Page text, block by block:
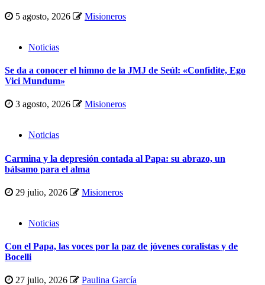
5 agosto, 2026 Misioneros
Noticias
Se da a conocer el himno de la JMJ de Seúl: «Confidite, Ego
Vici Mundum»
3 agosto, 2026 Misioneros
Noticias
Carmina y la depresión contada al Papa: su abrazo, un
bálsamo para el alma
29 julio, 2026 Misioneros
Noticias
Con el Papa, las voces por la paz de jóvenes coralistas y de
Bocelli
27 julio, 2026 Paulina García